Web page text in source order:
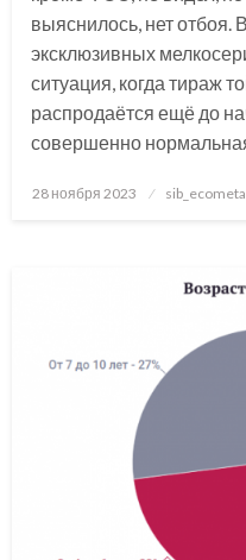
выяснилось, нет отбоя.
эксклюзивных
ситуация, когда тираж
распродаётся ещё до
совершенно
Posted
28 ноября 2023